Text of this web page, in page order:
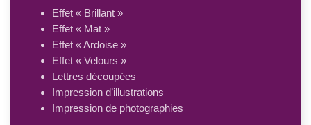
Effet « Brillant »
Effet « Mat »
Effet « Ardoise »
Effet « Velours »
Lettres découpées
Impression d’illustrations
Impression de photographies